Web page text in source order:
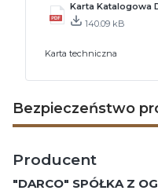
Karta Katalogowa
140.09 kB
Karta techniczna
Bezpieczeństwo
Producent
"DARCO" SPÓŁKA Z